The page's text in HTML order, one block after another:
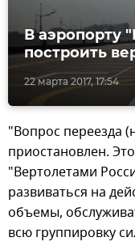
22 марта 2017, 17:54
В аэропорту
построить
"Вопрос переезда
приостановлен.
"Вертолетами
развиваться на
объемы,
всю группировку